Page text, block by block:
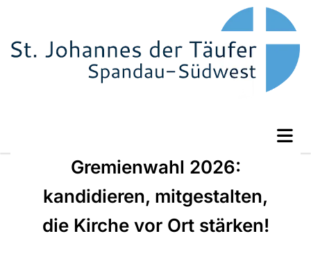
Gremienwahl 2026:
kandidieren, mitgestalten,
die Kirche vor Ort stärken!